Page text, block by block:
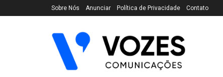
Sobre Nós Anunciar Política de Privacidade Contato